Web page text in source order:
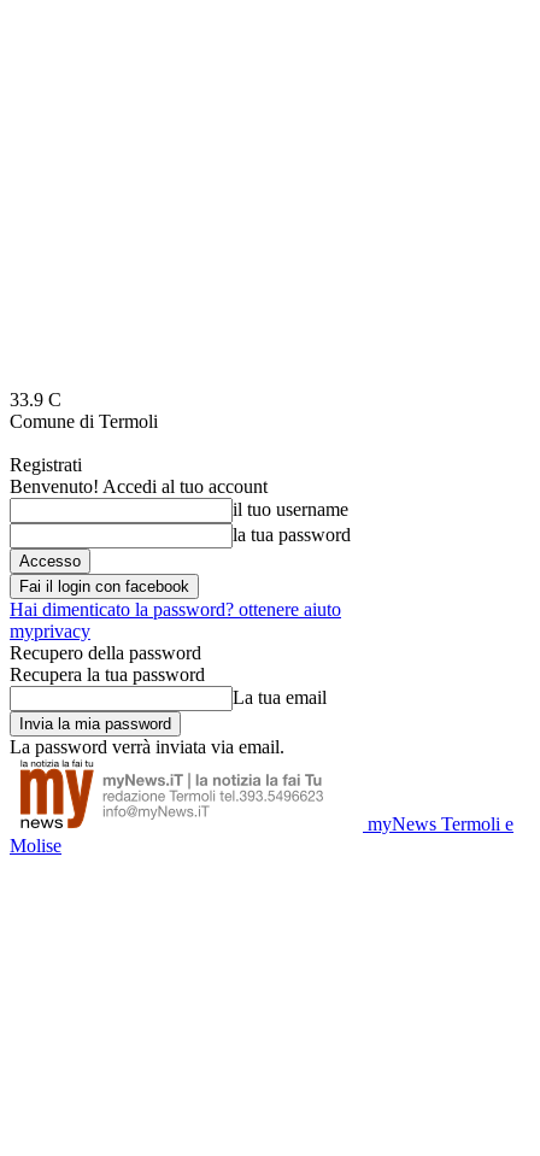
33.9 C
Comune di Termoli
Registrati
Benvenuto! Accedi al tuo account
il tuo username
la tua password
Fai il login con facebook
Hai dimenticato la password? ottenere aiuto
myprivacy
Recupero della password
Recupera la tua password
La tua email
La password verrà inviata via email.
myNews Termoli e
Molise